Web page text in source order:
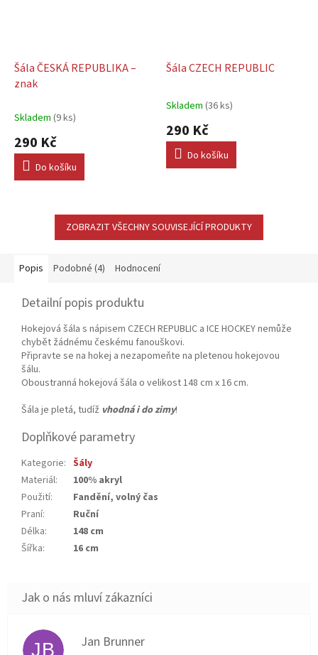
Šála ČESKÁ REPUBLIKA –
znak
Skladem (9 ks)
290 Kč
Do košíku
Šála CZECH REPUBLIC
Průměrné
hodnocení
produktu
5,0
Skladem (36 ks)
290 Kč
Do košíku
ZOBRAZIT VŠECHNY SOUVISEJÍCÍ PRODUKTY
Popis Podobné (4) Hodnocení
Detailní popis produktu
Hokejová šála s nápisem CZECH REPUBLIC a ICE HOCKEY nemůže
chybět žádnému českému fanouškovi.
Připravte se na hokej a nezapomeňte na pletenou hokejovou
šálu.
Oboustranná hokejová šála o velikost 148 cm x 16 cm.
Šála je pletá, tudíž vhodná i do zimy!
Doplňkové parametry
Kategorie: Šály
Materiál:
100% akryl
Použití:
Fandění, volný čas
Praní:
Ruční
Délka:
148 cm
Šířka: 16 cm
JB Jan Brunner